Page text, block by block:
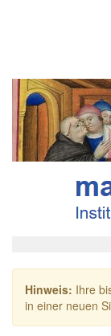
Hinweis: Ihre
in einer neuen